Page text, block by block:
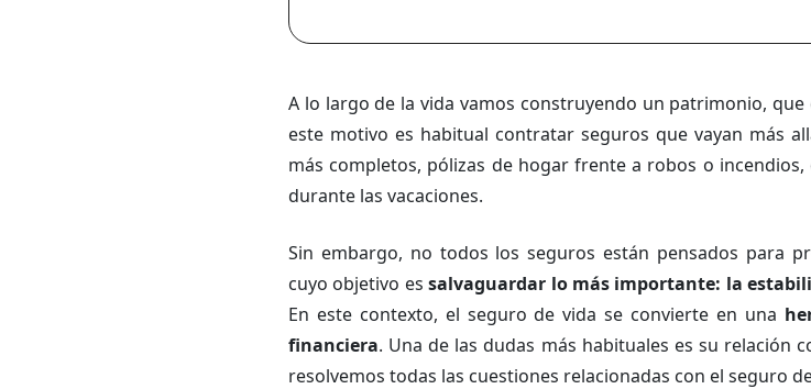
A lo largo de la vida vamos construyendo un patrimonio,
este motivo es habitual contratar seguros que vayan más
más completos, pólizas de hogar frente a robos o
durante las vacaciones.
Sin embargo, no todos los seguros están pensados para
cuyo objetivo essalvaguardar lo más importante: la
En este contexto, el seguro de vida se convierte en una
financiera. Una de las dudas más habituales es su relación
resolvemos todas las cuestiones relacionadas con el seguro